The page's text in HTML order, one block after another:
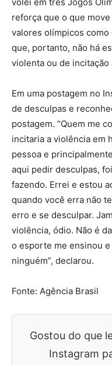
reforça que o que
valores olímpicos
que, portanto, não há
violenta ou de incitação
Em uma postagem no
de desculpas e
postagem. “Quem me
incitaria a violência em
pessoa e
aqui pedir desculpas,
fazendo. Errei e estou
quando você erra não
erro e se desculpar.
violência, ódio. Não é
o esporte me ensinou
ninguém”, declarou.
Fonte: Agência Brasil
Gostou do que
Instagram